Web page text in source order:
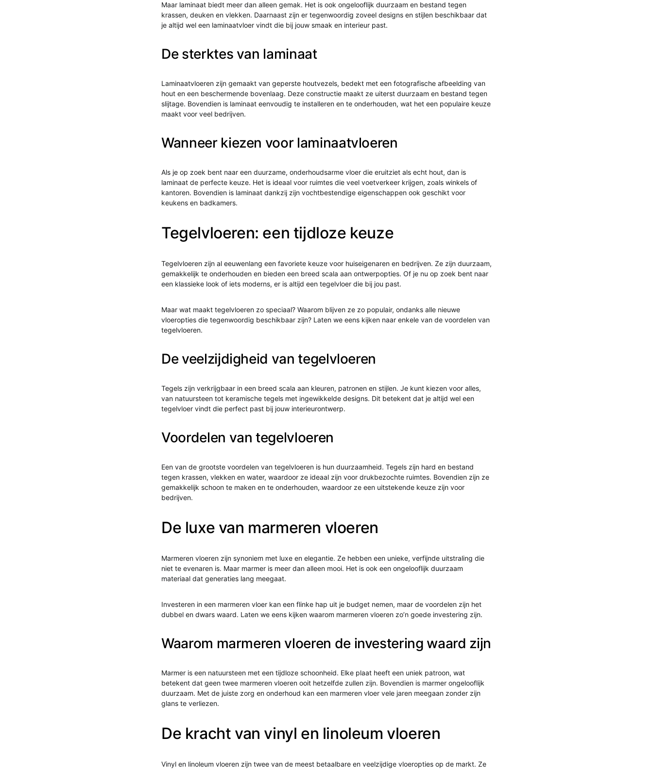
Maar laminaat biedt meer dan alleen gemak. Het is ook ongelooflijk duurzaam en bestand tegen
krassen, deuken en vlekken. Daarnaast zijn er tegenwoordig zoveel designs en stijlen beschikbaar dat
je altijd wel een laminaatvloer vindt die bij jouw smaak en interieur past.
De sterktes van laminaat
Laminaatvloeren zijn gemaakt van geperste houtvezels, bedekt met een fotografische afbeelding van
hout en een beschermende bovenlaag. Deze constructie maakt ze uiterst duurzaam en bestand tegen
slijtage. Bovendien is laminaat eenvoudig te installeren en te onderhouden, wat het een populaire keuze
maakt voor veel bedrijven.
Wanneer kiezen voor laminaatvloeren
Als je op zoek bent naar een duurzame, onderhoudsarme vloer die eruitziet als echt hout, dan is
laminaat de perfecte keuze. Het is ideaal voor ruimtes die veel voetverkeer krijgen, zoals winkels of
kantoren. Bovendien is laminaat dankzij zijn vochtbestendige eigenschappen ook geschikt voor
keukens en badkamers.
Tegelvloeren: een tijdloze keuze
Tegelvloeren zijn al eeuwenlang een favoriete keuze voor huiseigenaren en bedrijven. Ze zijn duurzaam,
gemakkelijk te onderhouden en bieden een breed scala aan ontwerpopties. Of je nu op zoek bent naar
een klassieke look of iets moderns, er is altijd een tegelvloer die bij jou past.
Maar wat maakt tegelvloeren zo speciaal? Waarom blijven ze zo populair, ondanks alle nieuwe
vloeropties die tegenwoordig beschikbaar zijn? Laten we eens kijken naar enkele van de voordelen van
tegelvloeren.
De veelzijdigheid van tegelvloeren
Tegels zijn verkrijgbaar in een breed scala aan kleuren, patronen en stijlen. Je kunt kiezen voor alles,
van natuursteen tot keramische tegels met ingewikkelde designs. Dit betekent dat je altijd wel een
tegelvloer vindt die perfect past bij jouw interieurontwerp.
Voordelen van tegelvloeren
Een van de grootste voordelen van tegelvloeren is hun duurzaamheid. Tegels zijn hard en bestand
tegen krassen, vlekken en water, waardoor ze ideaal zijn voor drukbezochte ruimtes. Bovendien zijn ze
gemakkelijk schoon te maken en te onderhouden, waardoor ze een uitstekende keuze zijn voor
bedrijven.
De luxe van marmeren vloeren
Marmeren vloeren zijn synoniem met luxe en elegantie. Ze hebben een unieke, verfijnde uitstraling die
niet te evenaren is. Maar marmer is meer dan alleen mooi. Het is ook een ongelooflijk duurzaam
materiaal dat generaties lang meegaat.
Investeren in een marmeren vloer kan een flinke hap uit je budget nemen, maar de voordelen zijn het
dubbel en dwars waard. Laten we eens kijken waarom marmeren vloeren zo’n goede investering zijn.
Waarom marmeren vloeren de investering waard zijn
Marmer is een natuursteen met een tijdloze schoonheid. Elke plaat heeft een uniek patroon, wat
betekent dat geen twee marmeren vloeren ooit hetzelfde zullen zijn. Bovendien is marmer ongelooflijk
duurzaam. Met de juiste zorg en onderhoud kan een marmeren vloer vele jaren meegaan zonder zijn
glans te verliezen.
De kracht van vinyl en linoleum vloeren
Vinyl en linoleum vloeren zijn twee van de meest betaalbare en veelzijdige vloeropties op de markt. Ze